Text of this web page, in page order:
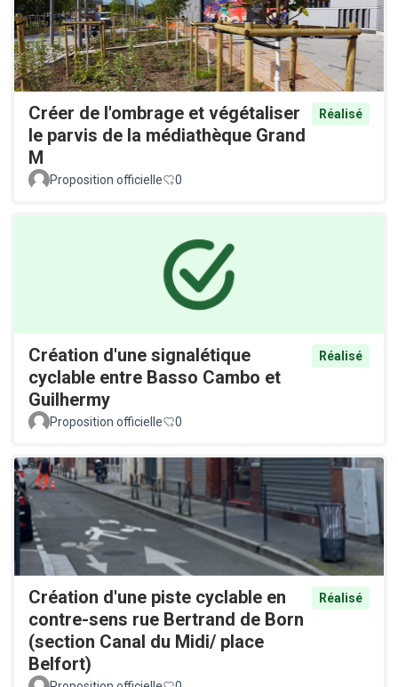
Créer de l'ombrage et végétaliser
le parvis de la médiathèque Grand
M
Réalisé
Proposition officielle 0
Création d'une signalétique
cyclable entre Basso Cambo et
Guilhermy
Réalisé
Proposition officielle 0
Création d'une piste cyclable en
contre-sens rue Bertrand de Born
(section Canal du Midi/ place
Belfort)
Réalisé